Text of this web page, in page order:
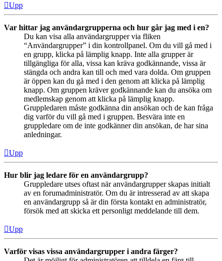
Upp
Var hittar jag användargrupperna och hur går jag med i en?
Du kan visa alla användargrupper via fliken
“Användargrupper” i din kontrollpanel. Om du vill gå med i
en grupp, klicka på lämplig knapp. Inte alla grupper är
tillgängliga för alla, vissa kan kräva godkännande, vissa är
stängda och andra kan till och med vara dolda. Om gruppen
är öppen kan du gå med i den genom att klicka på lämplig
knapp. Om gruppen kräver godkännande kan du ansöka om
medlemskap genom att klicka på lämplig knapp.
Gruppledaren måste godkänna din ansökan och de kan fråga
dig varför du vill gå med i gruppen. Besvära inte en
gruppledare om de inte godkänner din ansökan, de har sina
anledningar.
Upp
Hur blir jag ledare för en användargrupp?
Gruppledare utses oftast när användargrupper skapas initialt
av en forumadministratör. Om du är intresserad av att skapa
en användargrupp så är din första kontakt en administratör,
försök med att skicka ett personligt meddelande till dem.
Upp
Varför visas vissa användargrupper i andra färger?